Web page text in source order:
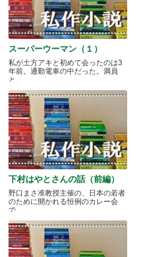
スーパーウーマン（１）
私が土方アキと初めて会ったのは3
年前。通勤電車の中だった。満員
と.....
下村はやとさんの話（前編）
野口まさ准教授主催の、日本の若者
のために開かれる恒例のカレー会
で.....